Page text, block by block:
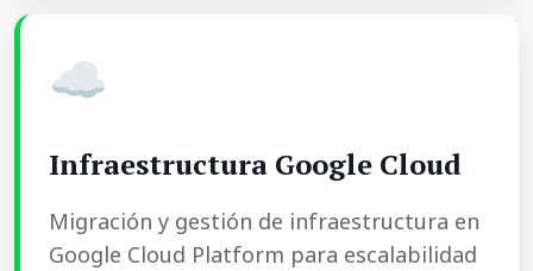
☁️
Infraestructura Google Cloud
Migración y gestión de infraestructura en
Google Cloud Platform para escalabilidad